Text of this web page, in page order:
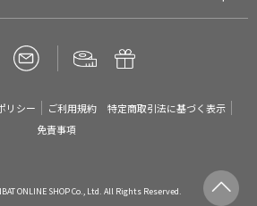
リシー ご利用規約
特定商取引法に基づく表示
免責事項
ONLINE SHOP Co., Ltd. All Rights Reserved.